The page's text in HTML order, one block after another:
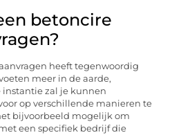
betoncire
heeft tegenwoordig
meer in de aarde,
instantie zal je kunnen
op verschillende manieren te
bijvoorbeeld mogelijk om
een specifiek bedrijf die